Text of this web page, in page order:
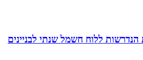
ללוח חשמל שנתי לבניינים